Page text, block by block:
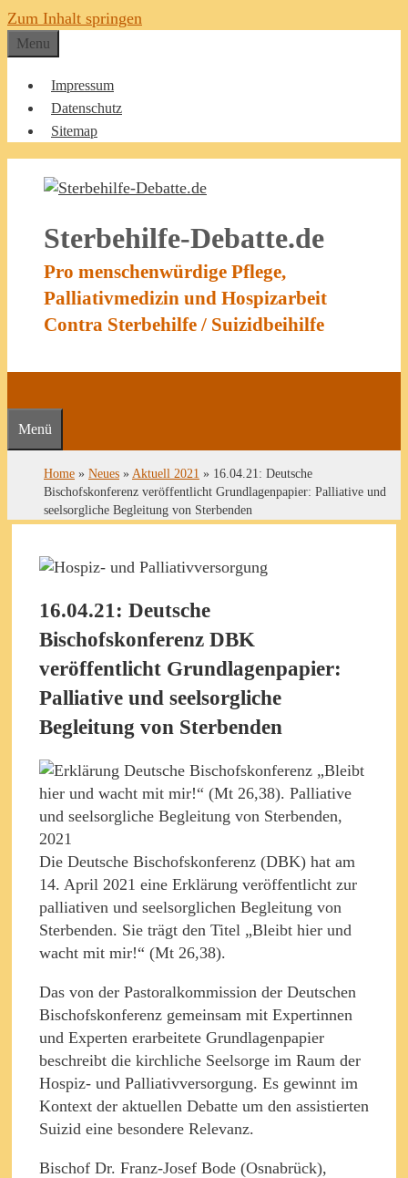
Zum Inhalt springen
Menu
Impressum
Datenschutz
Sitemap
Sterbehilfe-Debatte.de
Pro menschenwürdige Pflege,
Palliativmedizin und Hospizarbeit
Contra Sterbehilfe / Suizidbeihilfe
Menü
Home » Neues » Aktuell 2021 » 16.04.21: Deutsche
Bischofskonferenz veröffentlicht Grundlagenpapier: Palliative und
seelsorgliche Begleitung von Sterbenden
16.04.21: Deutsche
Bischofskonferenz DBK
veröffentlicht Grundlagenpapier:
Palliative und seelsorgliche
Begleitung von Sterbenden
Die Deutsche Bischofskonferenz (DBK) hat am
14. April 2021 eine Erklärung veröffentlicht zur
palliativen und seelsorglichen Begleitung von
Sterbenden. Sie trägt den Titel „Bleibt hier und
wacht mit mir!“ (Mt 26,38).
Das von der Pastoralkommission der Deutschen
Bischofskonferenz gemeinsam mit Expertinnen
und Experten erarbeitete Grundlagenpapier
beschreibt die kirchliche Seelsorge im Raum der
Hospiz- und Palliativversorgung. Es gewinnt im
Kontext der aktuellen Debatte um den assistierten
Suizid eine besondere Relevanz.
Bischof Dr. Franz-Josef Bode (Osnabrück),